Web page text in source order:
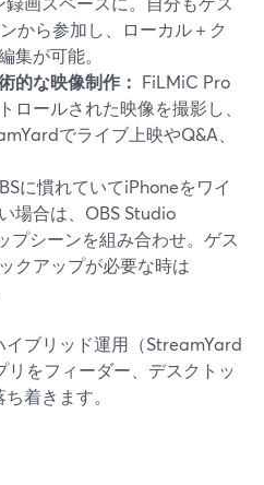
から参加し、ローカル＋ク
集が可能。
的な映像制作： FiLMiC Pro
ロールされた映像を撮影し、
でライブ上映やQ&A、
に慣れていてiPhoneをワイ
場合は、OBS Studio
プシーンを組み合わせ。ゲス
クアップが必要な時は
ブリッド運用（StreamYard
をフィーダー、デスクトッ
着きます。